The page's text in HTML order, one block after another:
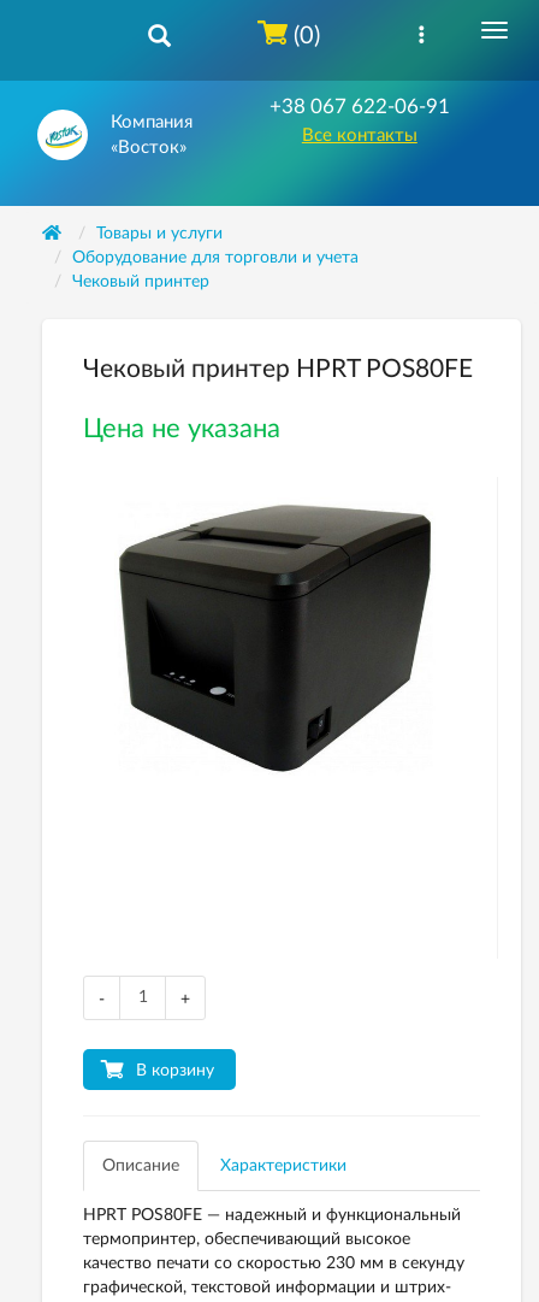
Компания
«Восток»
+38 067 622-06-91
Все контакты
(0)
Товары и услуги
Оборудование для торговли и учета
Чековый принтер
Чековый принтер HPRT POS80FE
Цена не указана
- +
В корзину
Описание Характеристики
HPRT POS80FE — надежный и функциональный
термопринтер, обеспечивающий высокое
качество печати со скоростью 230 мм в секунду
графической, текстовой информации и штрих-